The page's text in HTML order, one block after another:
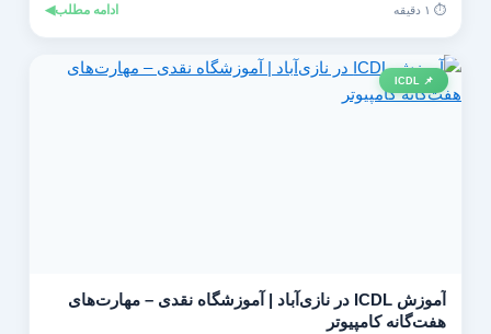
ادامه مطلب◀
📌 ICDL
آموزش ICDL در نازی‌آباد | آموزشگاه نقدی – مهارت‌های
هفت‌گانه کامپیوتر